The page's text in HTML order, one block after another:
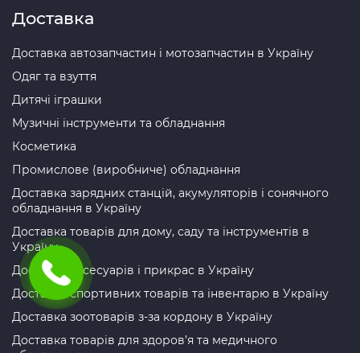
Доставка
Доставка автозапчастин і мотозапчастин в Україну
Одяг та взуття
Дитячі іграшки
Музичні інструменти та обладнання
Косметика
Промислове (виробниче) обладнання
Доставка зарядних станцій, акумуляторів і сонячного
обладнання в Україну
Доставка товарів для дому, саду та інструментів в
Україну
Доставка аксесуарів і прикрас в Україну
Доставка спортивних товарів та інвентарю в Україну
Доставка зоотоварів з-за кордону в Україну
Доставка товарів для здоров’я та медичного